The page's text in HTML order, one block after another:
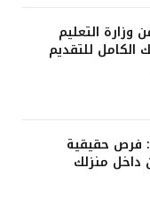
التعليم
الكامل للتقديم
شغل من البيت 2025: فرص حقيقية
داخل منزلك